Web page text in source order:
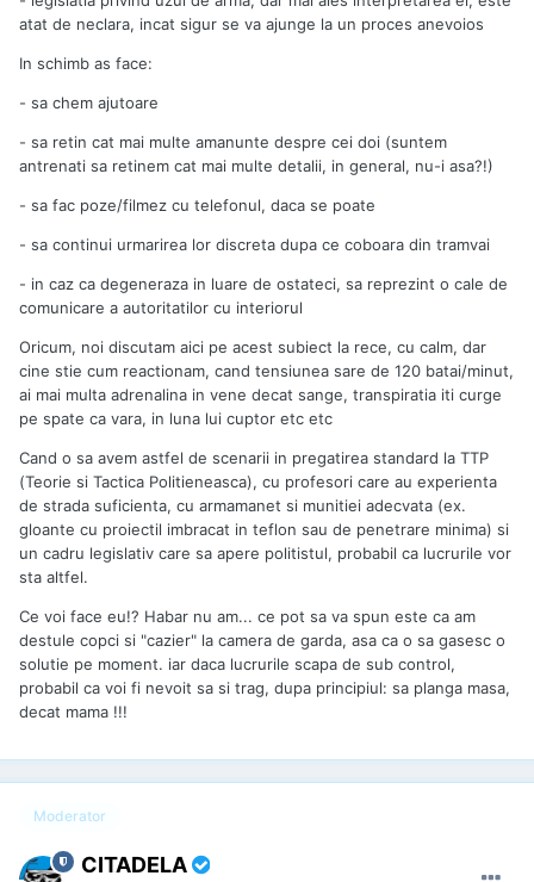
atat de neclara, incat sigur se va ajunge la un proces anevoios
In schimb as face:
- sa chem ajutoare
- sa retin cat mai multe amanunte despre cei doi (suntem
antrenati sa retinem cat mai multe detalii, in general, nu-i asa?!)
- sa fac poze/filmez cu telefonul, daca se poate
- sa continui urmarirea lor discreta dupa ce coboara din tramvai
- in caz ca degeneraza in luare de ostateci, sa reprezint o cale de
comunicare a autoritatilor cu interiorul
Oricum, noi discutam aici pe acest subiect la rece, cu calm, dar
cine stie cum reactionam, cand tensiunea sare de 120 batai/minut,
ai mai multa adrenalina in vene decat sange, transpiratia iti curge
pe spate ca vara, in luna lui cuptor etc etc
Cand o sa avem astfel de scenarii in pregatirea standard la TTP
(Teorie si Tactica Politieneasca), cu profesori care au experienta
de strada suficienta, cu armamanet si munitiei adecvata (ex.
gloante cu proiectil imbracat in teflon sau de penetrare minima) si
un cadru legislativ care sa apere politistul, probabil ca lucrurile vor
sta altfel.
Ce voi face eu!? Habar nu am... ce pot sa va spun este ca am
destule copci si "cazier" la camera de garda, asa ca o sa gasesc o
solutie pe moment. iar daca lucrurile scapa de sub control,
probabil ca voi fi nevoit sa si trag, dupa principiul: sa planga masa,
decat mama !!!
Moderator
CITADELA